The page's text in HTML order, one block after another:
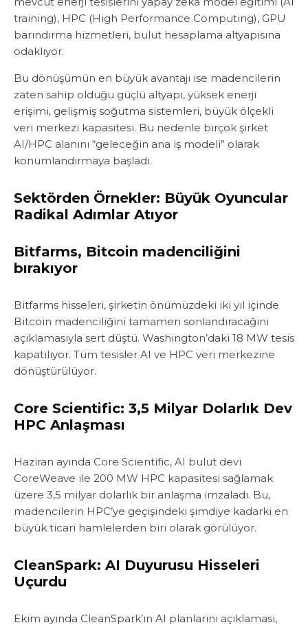
training)‎‎, HPC (High Performance Computing)‎‎, GPU
barındırma hizmetleri‎‎, bulut hesaplama altyapısı‎‎‎na
odaklıyor.
Bu dönüşümün en büyük avantajı ise madencilerin
zaten sahip olduğu güçlü altyapı, yüksek enerji
erişimi‎‎, gelişmiş soğutma sistemleri‎‎, büyük ölçekli
veri merkezi kapasitesi. Bu nedenle birçok şirket
AI/HPC alanını “geleceğin ana iş modeli” olarak
konumlandırmaya başladı.‎‎‎
Sektörden Örnekler: Büyük Oyuncular
Radikal Adımlar Atıyor‎‎
Bitfarms, Bitcoin madenciliğini
bırakıyor
‎‎Bitfarms hisseleri, şirketin önümüzdeki iki yıl içinde
Bitcoin madenciliğini tamamen sonlandıracağını
açıklamasıyla sert düştü.‎‎ Washington’daki 18 MW tesis
kapatılıyor. ‎Tüm tesisler AI ve HPC veri merkezine
dönüştürülüyor‎‎‎.
Core Scientific: 3,5 Milyar Dolarlık Dev
HPC Anlaşması
Haziran ayında Core Scientific, AI bulut devi
CoreWeave ile 200 MW HPC kapasitesi sağlamak
üzere 3,5 milyar dolarlık bir anlaşma imzaladı. Bu,
madencilerin HPC’ye geçişindeki şimdiye kadarki en
büyük ticari hamlelerden biri olarak görülüyor.
CleanSpark: AI Duyurusu Hisseleri
Uçurdu
Ekim ayında CleanSpark’ın AI planlarını açıklaması,